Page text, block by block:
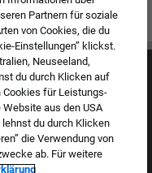
Partnern für soziale
von Cookies, die du
Einstellungen” klickst.
Neuseeland,
du durch Klicken auf
Cookies für Leistungs-
aus den USA
du durch Klicken
die Verwendung von
ab. Für weitere